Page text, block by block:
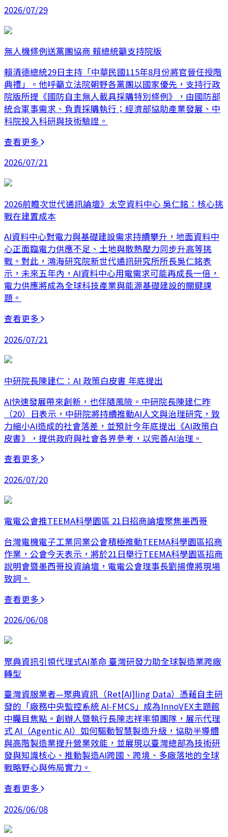
2026/07/29
無人機條例送黨團協商 賴總統籲支持院版
賴清德總統29日主持「中華民國115年8月份將官晉任授階
典禮」。他呼籲立法院朝野各黨團以國家優先，支持行政
院版所提《國防自主無人載具採購特別條例》，由國防部
統合軍事需求、負責採購執行；經濟部協助產業發展、中
科院投入科研與技術驗證。
查看更多
2026/07/21
2026前瞻次世代通訊論壇》太空資料中心 吳仁銘：核心挑
戰在建置成本
AI資料中心對電力與基礎建設需求持續攀升，地面資料中
心正面臨電力供應不足、土地與散熱壓力同步升高等挑
戰。對此，鴻海研究院新世代通訊研究所所長吳仁銘表
示，未來五年內，AI資料中心用電需求可能再成長一倍，
電力供應將成為全球科技產業與能源基礎建設的關鍵課
題。
查看更多
2026/07/21
中研院長陳建仁：AI 政策白皮書 年底提出
AI快速發展帶來創新，也伴隨風險。中研院長陳建仁昨
（20）日表示，中研院將持續推動AI人文與治理研究，致
力縮小AI造成的社會落差，並預計今年底提出《AI政策白
皮書》，提供政府與社會各界參考，以完善AI治理。
查看更多
2026/07/20
電電公會推TEEMA科學園區 21日招商論壇聚焦墨西哥
台灣電機電子工業同業公會積極推動TEEMA科學園區招商
作業，公會今天表示，將於21日舉行TEEMA科學園區招商
說明會暨墨西哥投資論壇，電電公會理事長劉揚偉將現場
致詞。
查看更多
2026/06/08
聚典資訊引領代理式AI革命 臺灣研發力助全球製造業跨廠
轉型
臺灣資服業者—聚典資訊（Ret[AI]ling Data）憑藉自主研
發的「廠務中央監控系統 AI-FMCS」成為InnoVEX主題館
中矚目焦點。創辦人暨執行長陳志祥率領團隊，展示代理
式 AI（Agentic AI）如何驅動智慧製造升級，協助半導體
與高階製造業提升營業效能，並展現以臺灣總部為技術研
發與知識核心、推動製造AI跨國、跨境、多廠落地的全球
戰略野心與佈局實力。
查看更多
2026/06/08